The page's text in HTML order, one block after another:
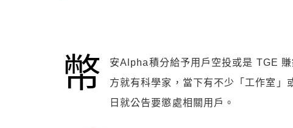
幣
安Alpha積分給予用戶空投或是 TGE
方就有科學家，當下有不少「工作室」
日就公告要懲處相關用戶。